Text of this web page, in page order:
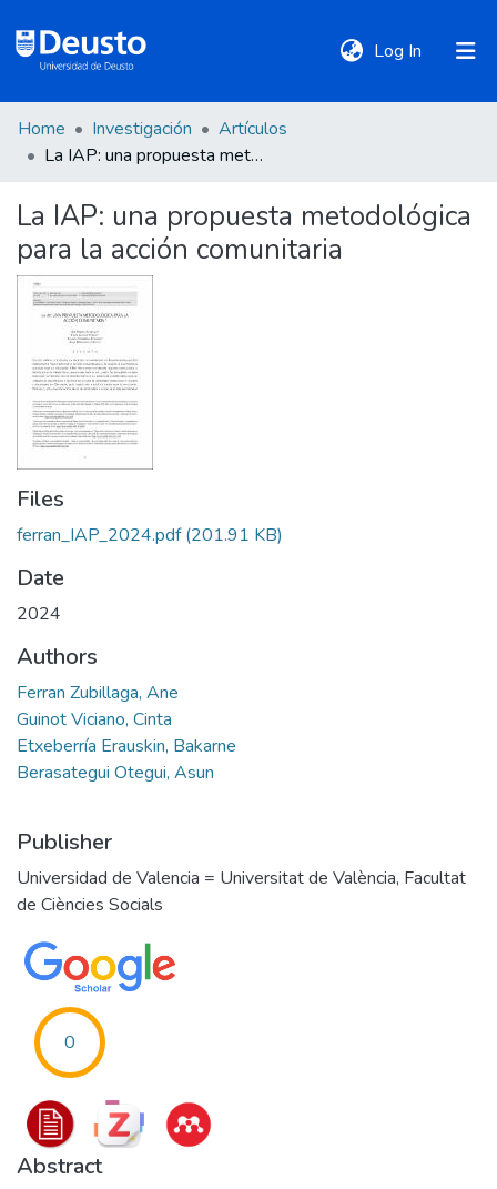
Log In (current)
DeustoTeka
Communities
&
Collections
All of DSpace
Statistics
Policies
Home Investigación
Artículos
La IAP: una propuesta metodológica para la acción comunitaria
La IAP: una propuesta metodológica
para la acción comunitaria
Files
ferran_IAP_2024.pdf(201.91 KB)
Date
2024
Authors
Ferran Zubillaga, Ane
Guinot Viciano, Cinta
Etxeberría Erauskin, Bakarne
Berasategui Otegui, Asun
Publisher
Universidad de Valencia = Universitat de València, Facultat
de Ciències Socials
0
Abstract